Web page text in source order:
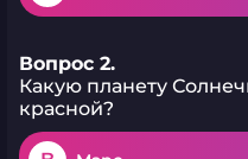
Вопрос 2.
Какую планету
красной?